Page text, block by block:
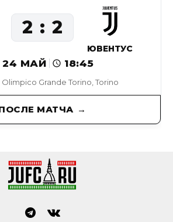
Grande Torino, Torino
24 МАЙ 18:45
2 2
ЮВЕНТУС
МАТЧА